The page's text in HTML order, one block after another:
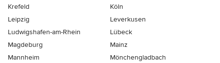
Krefeld
Köln
Leipzig
Leverkusen
Ludwigshafen-am-Rhein
Lübeck
Magdeburg
Mainz
Mannheim
Mönchen­gladbach